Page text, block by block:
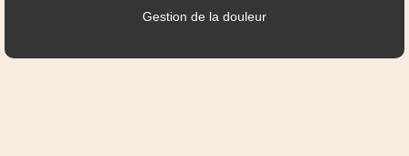
Gestion de la douleur